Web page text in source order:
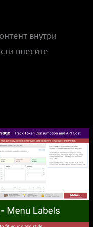
внутри
внесите